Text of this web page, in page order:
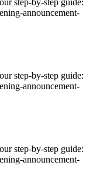
step-by-step guide:
announcement-
step-by-step guide:
announcement-
step-by-step guide:
announcement-